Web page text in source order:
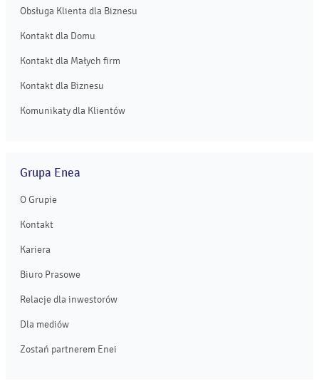
Obsługa Klienta dla Biznesu
Kontakt dla Domu
Kontakt dla Małych firm
Kontakt dla Biznesu
Komunikaty dla Klientów
Grupa Enea
O Grupie
Kontakt
Kariera
Biuro Prasowe
Relacje dla inwestorów
Dla mediów
Zostań partnerem Enei